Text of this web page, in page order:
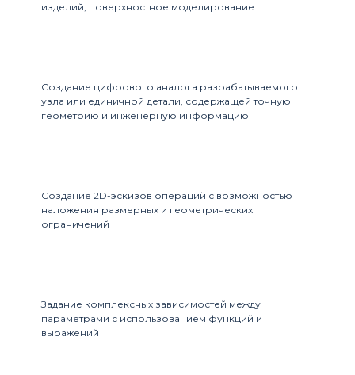
изделий, поверхностное моделирование
Создание цифрового аналога разрабатываемого
узла или единичной детали, содержащей точную
геометрию и инженерную информацию
Создание 2D-эскизов операций с возможностью
наложения размерных и геометрических
ограничений
Задание комплексных зависимостей между
параметрами с использованием функций и
выражений